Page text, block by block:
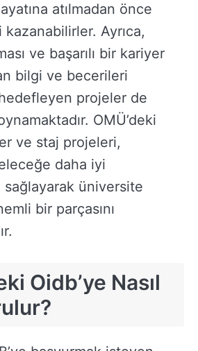
atılmadan önce
Ayrıca,
ve başarılı bir kariyer
bilgi ve becerileri
hedefleyen projeler de
OMÜ’deki
ve staj projeleri,
daha iyi
sağlayarak üniversite
bir parçasını
Oidb’ye Nasıl